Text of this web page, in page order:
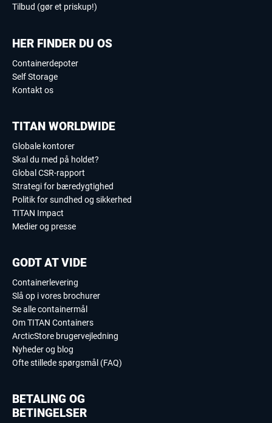
Tilbud (gør et priskup!)
HER FINDER DU OS
Containerdepoter
Self Storage
Kontakt os
TITAN WORLDWIDE
Globale kontorer
Skal du med på holdet?
Global CSR-rapport
Strategi for bæredygtighed
Politik for sundhed og sikkerhed
TITAN Impact
Medier og presse
GODT AT VIDE
Containerlevering
Slå op i vores brochurer
Se alle containermål
Om TITAN Containers
ArcticStore brugervejledning
Nyheder og blog
Ofte stillede spørgsmål (FAQ)
BETALING OG
BETINGELSER